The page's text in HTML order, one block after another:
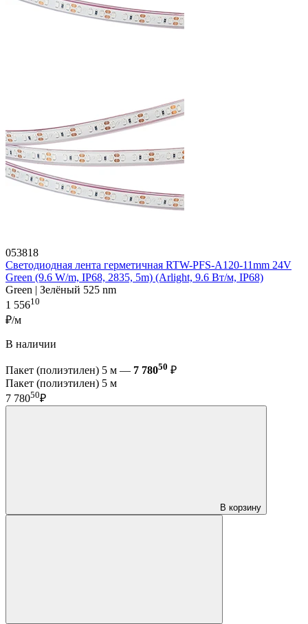
053818
Светодиодная лента герметичная RTW-PFS-A120-11mm 24V
Green (9.6 W/m, IP68, 2835, 5m) (Arlight, 9.6 Вт/м, IP68)
Green | Зелёный 525 nm
1 55610
₽/м
В наличии
Пакет (полиэтилен) 5 м — 7 78050 ₽
Пакет (полиэтилен) 5 м
7 78050₽
В корзину